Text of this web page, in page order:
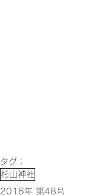
タグ：
杉山神社
2016年 第48号